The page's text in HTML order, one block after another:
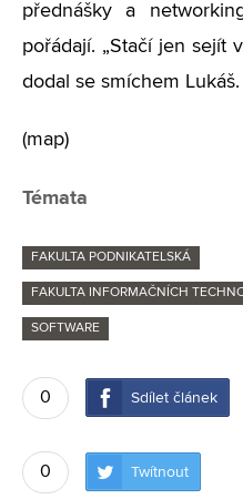
přednášky a
pořádají. „Stačí jen sejít
dodal se smíchem Lukáš.
(map)
Témata
FAKULTA PODNIKATELSKÁ
FAKULTA INFORMAČNÍCH
SOFTWARE
0 Sdílet článek
0 Twítnout